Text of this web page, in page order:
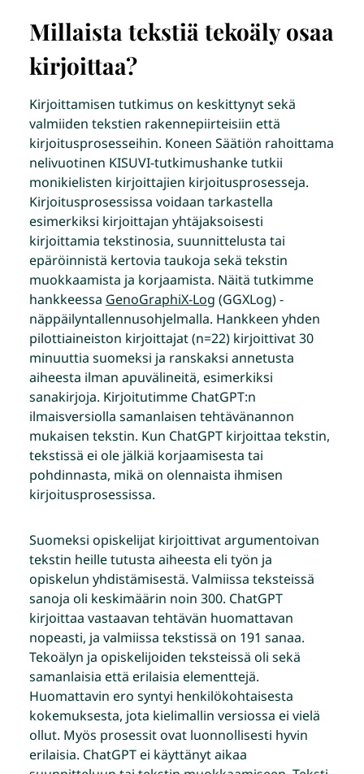
Millaista tekstiä tekoäly osaa
kirjoittaa?
Kirjoittamisen tutkimus on keskittynyt sekä
valmiiden tekstien rakennepiirteisiin että
kirjoitusprosesseihin. Koneen Säätiön rahoittama
nelivuotinen KISUVI-tutkimushanke tutkii
monikielisten kirjoittajien kirjoitusprosesseja.
Kirjoitusprosessissa voidaan tarkastella
esimerkiksi kirjoittajan yhtäjaksoisesti
kirjoittamia tekstinosia, suunnittelusta tai
epäröinnistä kertovia taukoja sekä tekstin
muokkaamista ja korjaamista. Näitä tutkimme
hankkeessa GenoGraphiX-Log (GGXLog) -
näppäilyntallennusohjelmalla. Hankkeen yhden
pilottiaineiston kirjoittajat (n=22) kirjoittivat 30
minuuttia suomeksi ja ranskaksi annetusta
aiheesta ilman apuvälineitä, esimerkiksi
sanakirjoja. Kirjoitutimme ChatGPT:n
ilmaisversiolla samanlaisen tehtävänannon
mukaisen tekstin. Kun ChatGPT kirjoittaa tekstin,
tekstissä ei ole jälkiä korjaamisesta tai
pohdinnasta, mikä on olennaista ihmisen
kirjoitusprosessissa.
Suomeksi opiskelijat kirjoittivat argumentoivan
tekstin heille tutusta aiheesta eli työn ja
opiskelun yhdistämisestä. Valmiissa teksteissä
sanoja oli keskimäärin noin 300. ChatGPT
kirjoittaa vastaavan tehtävän huomattavan
nopeasti, ja valmiissa tekstissä on 191 sanaa.
Tekoälyn ja opiskelijoiden teksteissä oli sekä
samanlaisia että erilaisia elementtejä.
Huomattavin ero syntyi henkilökohtaisesta
kokemuksesta, jota kielimallin versiossa ei vielä
ollut. Myös prosessit ovat luonnollisesti hyvin
erilaisia. ChatGPT ei käyttänyt aikaa